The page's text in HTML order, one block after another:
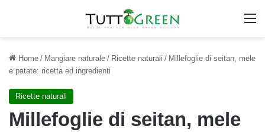
Home / Mangiare naturale / Ricette naturali / Millefoglie di seitan, mele
e patate: ricetta ed ingredienti
Ricette naturali
Millefoglie di seitan, mele